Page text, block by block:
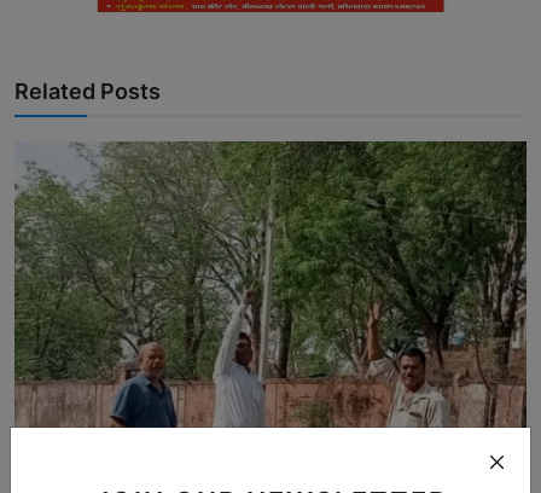
Related Posts